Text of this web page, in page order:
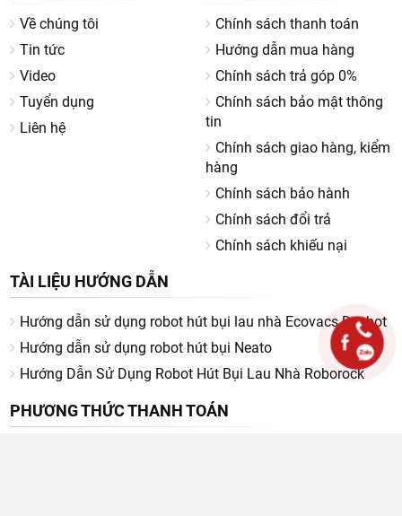
Về chúng tôi
Tin tức
Video
Tuyển dụng
Liên hệ
Chính sách thanh toán
Hướng dẫn mua hàng
Chính sách trả góp 0%
Chính sách bảo mật thông
tin
Chính sách giao hàng, kiểm
hàng
Chính sách bảo hành
Chính sách đổi trả
Chính sách khiếu nại
TÀI LIỆU HƯỚNG DẪN
Hướng dẫn sử dụng robot hút bụi lau nhà Ecovacs Deebot
Hướng dẫn sử dụng robot hút bụi Neato
Hướng Dẫn Sử Dụng Robot Hút Bụi Lau Nhà Roborock
PHƯƠNG THỨC THANH TOÁN